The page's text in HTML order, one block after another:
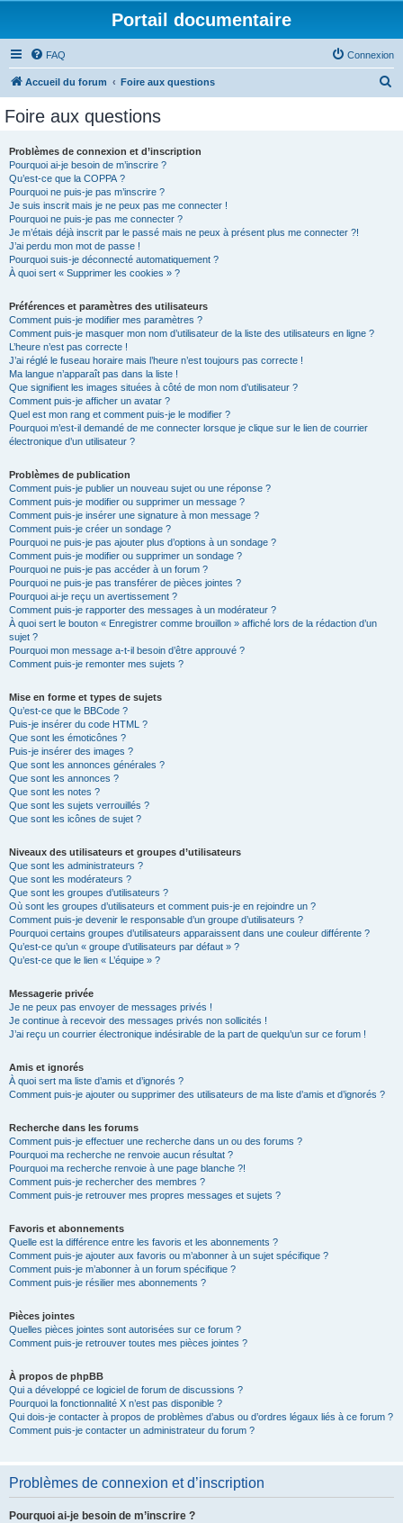
Portail documentaire
FAQ Connexion
Accueil du forum Foire aux questions
Foire aux questions
Problèmes de connexion et d’inscription
Pourquoi ai-je besoin de m’inscrire ?
Qu’est-ce que la COPPA ?
Pourquoi ne puis-je pas m’inscrire ?
Je suis inscrit mais je ne peux pas me connecter !
Pourquoi ne puis-je pas me connecter ?
Je m’étais déjà inscrit par le passé mais ne peux à présent plus me connecter ?!
J’ai perdu mon mot de passe !
Pourquoi suis-je déconnecté automatiquement ?
À quoi sert « Supprimer les cookies » ?
Préférences et paramètres des utilisateurs
Comment puis-je modifier mes paramètres ?
Comment puis-je masquer mon nom d’utilisateur de la liste des utilisateurs en ligne ?
L’heure n’est pas correcte !
J’ai réglé le fuseau horaire mais l’heure n’est toujours pas correcte !
Ma langue n’apparaît pas dans la liste !
Que signifient les images situées à côté de mon nom d’utilisateur ?
Comment puis-je afficher un avatar ?
Quel est mon rang et comment puis-je le modifier ?
Pourquoi m’est-il demandé de me connecter lorsque je clique sur le lien de courrier
électronique d’un utilisateur ?
Problèmes de publication
Comment puis-je publier un nouveau sujet ou une réponse ?
Comment puis-je modifier ou supprimer un message ?
Comment puis-je insérer une signature à mon message ?
Comment puis-je créer un sondage ?
Pourquoi ne puis-je pas ajouter plus d’options à un sondage ?
Comment puis-je modifier ou supprimer un sondage ?
Pourquoi ne puis-je pas accéder à un forum ?
Pourquoi ne puis-je pas transférer de pièces jointes ?
Pourquoi ai-je reçu un avertissement ?
Comment puis-je rapporter des messages à un modérateur ?
À quoi sert le bouton « Enregistrer comme brouillon » affiché lors de la rédaction d’un
sujet ?
Pourquoi mon message a-t-il besoin d’être approuvé ?
Comment puis-je remonter mes sujets ?
Mise en forme et types de sujets
Qu’est-ce que le BBCode ?
Puis-je insérer du code HTML ?
Que sont les émoticônes ?
Puis-je insérer des images ?
Que sont les annonces générales ?
Que sont les annonces ?
Que sont les notes ?
Que sont les sujets verrouillés ?
Que sont les icônes de sujet ?
Niveaux des utilisateurs et groupes d’utilisateurs
Que sont les administrateurs ?
Que sont les modérateurs ?
Que sont les groupes d’utilisateurs ?
Où sont les groupes d’utilisateurs et comment puis-je en rejoindre un ?
Comment puis-je devenir le responsable d’un groupe d’utilisateurs ?
Pourquoi certains groupes d’utilisateurs apparaissent dans une couleur différente ?
Qu’est-ce qu’un « groupe d’utilisateurs par défaut » ?
Qu’est-ce que le lien « L’équipe » ?
Messagerie privée
Je ne peux pas envoyer de messages privés !
Je continue à recevoir des messages privés non sollicités !
J’ai reçu un courrier électronique indésirable de la part de quelqu’un sur ce forum !
Amis et ignorés
À quoi sert ma liste d’amis et d’ignorés ?
Comment puis-je ajouter ou supprimer des utilisateurs de ma liste d’amis et d’ignorés ?
Recherche dans les forums
Comment puis-je effectuer une recherche dans un ou des forums ?
Pourquoi ma recherche ne renvoie aucun résultat ?
Pourquoi ma recherche renvoie à une page blanche ?!
Comment puis-je rechercher des membres ?
Comment puis-je retrouver mes propres messages et sujets ?
Favoris et abonnements
Quelle est la différence entre les favoris et les abonnements ?
Comment puis-je ajouter aux favoris ou m’abonner à un sujet spécifique ?
Comment puis-je m’abonner à un forum spécifique ?
Comment puis-je résilier mes abonnements ?
Pièces jointes
Quelles pièces jointes sont autorisées sur ce forum ?
Comment puis-je retrouver toutes mes pièces jointes ?
À propos de phpBB
Qui a développé ce logiciel de forum de discussions ?
Pourquoi la fonctionnalité X n’est pas disponible ?
Qui dois-je contacter à propos de problèmes d’abus ou d’ordres légaux liés à ce forum ?
Comment puis-je contacter un administrateur du forum ?
Problèmes de connexion et d’inscription
Pourquoi ai-je besoin de m’inscrire ?